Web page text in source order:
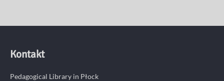
Kontakt
Pedagogical Library in Płock